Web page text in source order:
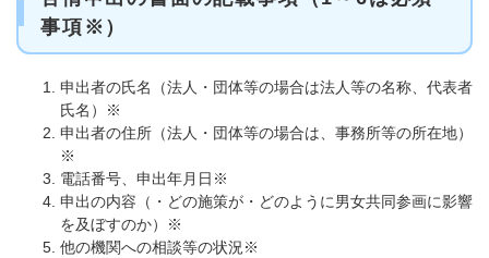
事項※）
申出者の氏名（法人・団体等の場合は法人等の名称、代表者
氏名）※
申出者の住所（法人・団体等の場合は、事務所等の所在地）
※
電話番号、申出年月日※
申出の内容（・どの施策が・どのように男女共同参画に影響
を及ぼすのか）※
他の機関への相談等の状況※